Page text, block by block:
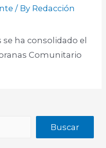
/ By Redacción
ha consolidado el
Comunitario
Buscar